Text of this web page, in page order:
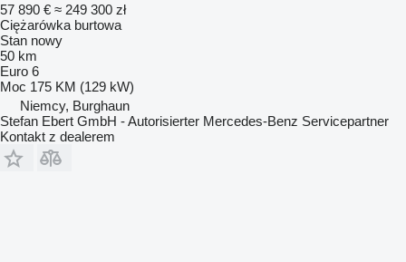
57 890 € ≈ 249 300 zł
Ciężarówka burtowa
Stan nowy
50 km
Euro 6
Moc 175 KM (129 kW)
Niemcy, Burghaun
Stefan Ebert GmbH - Autorisierter Mercedes-Benz Servicepartner
Kontakt z dealerem